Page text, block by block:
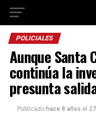
POLICIALES
Aunque Santa
continúa la
presunta
Publicado hace 8 años el